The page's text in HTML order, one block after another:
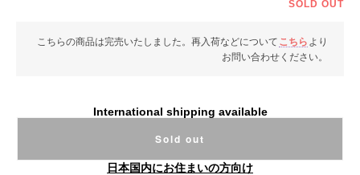
SOLD OUT
こちらの商品は完売いたしました。再入荷などについて こちら より
お問い合わせください。
International shipping available
Sold out
日本国内にお住まいの方向け